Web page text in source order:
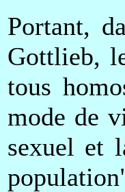
Portant,
Gottlieb,
tous
mode de
sexuel et